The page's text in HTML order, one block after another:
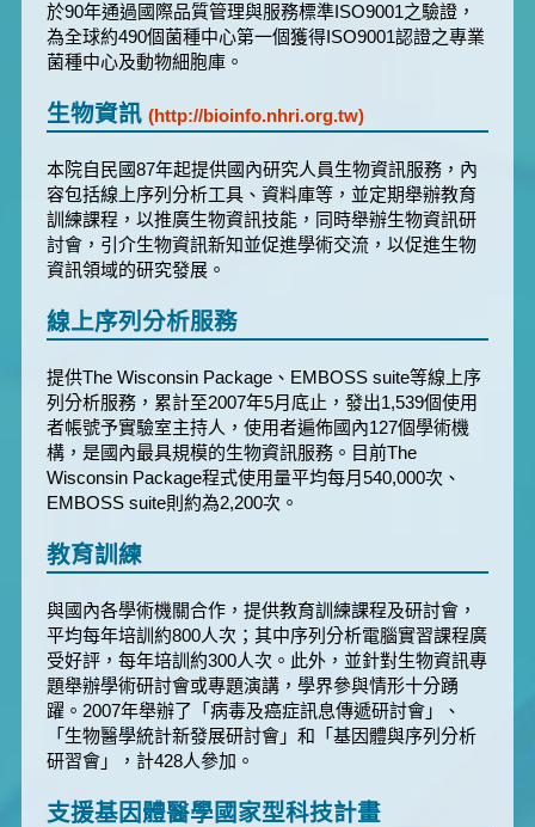
於90年通過國際品質管理與服務標準ISO9001之驗證，
為全球約490個菌種中心第一個獲得ISO9001認證之專業
菌種中心及動物細胞庫。
生物資訊 (http://bioinfo.nhri.org.tw)
本院自民國87年起提供國內研究人員生物資訊服務，內
容包括線上序列分析工具、資料庫等，並定期舉辦教育
訓練課程，以推廣生物資訊技能，同時舉辦生物資訊研
討會，引介生物資訊新知並促進學術交流，以促進生物
資訊領域的研究發展。
線上序列分析服務
提供The Wisconsin Package、EMBOSS suite等線上序
列分析服務，累計至2007年5月底止，發出1,539個使用
者帳號予實驗室主持人，使用者遍佈國內127個學術機
構，是國內最具規模的生物資訊服務。目前The
Wisconsin Package程式使用量平均每月540,000次、
EMBOSS suite則約為2,200次。
教育訓練
與國內各學術機關合作，提供教育訓練課程及研討會，
平均每年培訓約800人次；其中序列分析電腦實習課程廣
受好評，每年培訓約300人次。此外，並針對生物資訊專
題舉辦學術研討會或專題演講，學界參與情形十分踴
躍。2007年舉辦了「病毒及癌症訊息傳遞研討會」、
「生物醫學統計新發展研討會」和「基因體與序列分析
研習會」，計428人參加。
支援基因體醫學國家型科技計畫